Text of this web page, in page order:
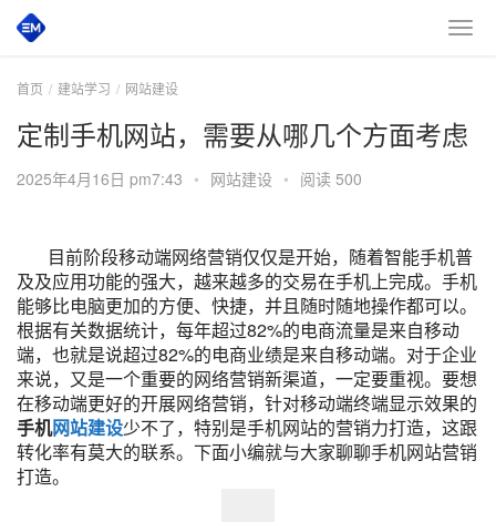
首页 建站学习 网站建设
定制手机网站，需要从哪几个方面考虑
2025年4月16日 pm7:43 • 网站建设 • 阅读 500
目前阶段移动端网络营销仅仅是开始，随着智能手机普
及及应用功能的强大，越来越多的交易在手机上完成。手机
能够比电脑更加的方便、快捷，并且随时随地操作都可以。
根据有关数据统计，每年超过82%的电商流量是来自移动
端，也就是说超过82%的电商业绩是来自移动端。对于企业
来说，又是一个重要的网络营销新渠道，一定要重视。要想
在移动端更好的开展网络营销，针对移动端终端显示效果的
手机网站建设少不了，特别是手机网站的营销力打造，这跟
转化率有莫大的联系。下面小编就与大家聊聊手机网站营销
打造。